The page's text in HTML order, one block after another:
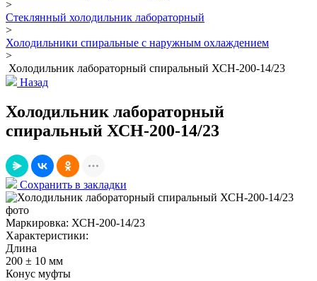
>
Стеклянный холодильник лабораторный
>
Холодильники спиральные с наружным охлаждением
>
Холодильник лабораторный спиральный ХСН-200-14/23
Назад
Холодильник лабораторный
спиральный ХСН-200-14/23
Сохранить в закладки
Маркировка: ХСН-200-14/23
Характеристики:
Длина
200 ± 10 мм
Конус муфты